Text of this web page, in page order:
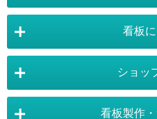
運営会社 :株式会社トレード
〒454-0011 愛知県 名古屋市中
TEL:052-265-7603 FAX:052-
お気軽にお問い合わせ下さい。
スタンド看板：オプション
自立看板
バナースタンド特設ページ
看板
看板設置のきまり
ショッ
看板製作